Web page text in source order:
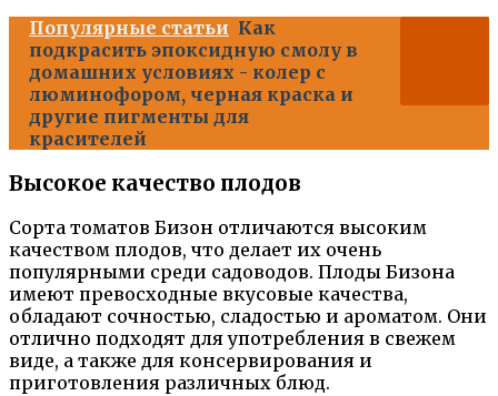
Популярные статьи Как
подкрасить эпоксидную смолу в
домашних условиях - колер с
люминофором, черная краска и
другие пигменты для
красителей
Высокое качество плодов
Сорта томатов Бизон отличаются высоким
качеством плодов, что делает их очень
популярными среди садоводов. Плоды Бизона
имеют превосходные вкусовые качества,
обладают сочностью, сладостью и ароматом. Они
отлично подходят для употребления в свежем
виде, а также для консервирования и
приготовления различных блюд.